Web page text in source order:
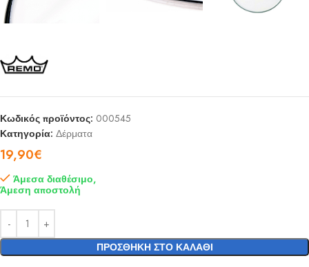
Κωδικός προϊόντος: 000545
Κατηγορία: Δέρματα
19,90€
Άμεσα διαθέσιμο,
Άμεση αποστολή
ΠΡΟΣΘΉΚΗ ΣΤΟ ΚΑΛΆΘΙ